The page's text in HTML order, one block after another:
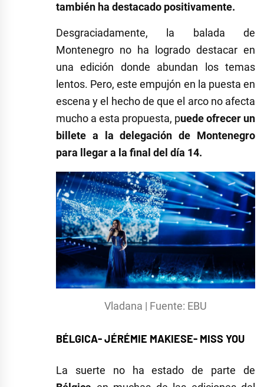
también ha destacado positivamente.
Desgraciadamente, la balada de
Montenegro no ha logrado destacar en
una edición donde abundan los temas
lentos. Pero, este empujón en la puesta en
escena y el hecho de que el arco no afecta
mucho a esta propuesta, puede ofrecer un
billete a la delegación de Montenegro
para llegar a la final del día 14.
Vladana | Fuente: EBU
BÉLGICA- JÉRÉMIE MAKIESE- MISS YOU
La suerte no ha estado de parte de